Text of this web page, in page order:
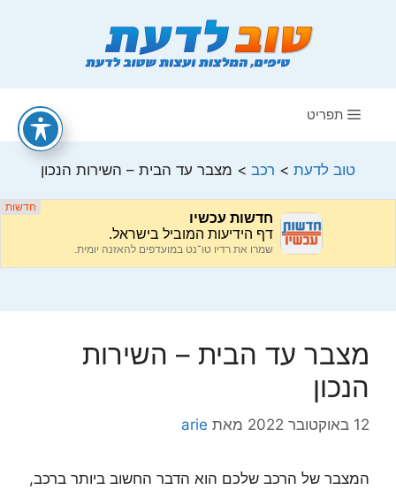
תפריט
טוב לדעת > רכב > מצבר עד הבית – השירות הנכון
מצבר עד הבית – השירות
הנכון
12 באוקטובר 2022 מאת arie
המצבר של הרכב שלכם הוא הדבר החשוב ביותר ברכב,